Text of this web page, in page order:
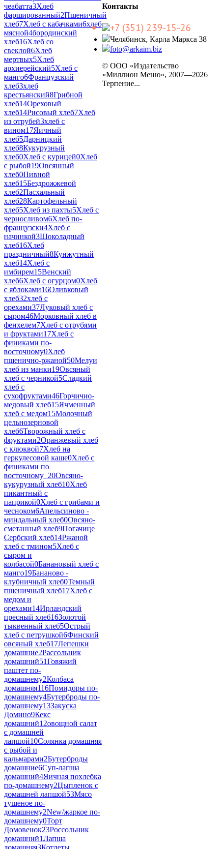
чеабатта3Хлеб
фаршированный2Пшеничный
хлеб7Хлеб с кабачками6хлеб
мясной4бородинский
хлеб16Хлеб со
свеклой6Хлеб
мертвых5Хлеб
архиерейский5Хлеб с
манго6Французский
хлеб3хлеб
крестьянский8Грибной
хлеб14Ореховый
хлеб14Рисовый хлеб7Хлеб
из отрубей3хлеб с
вином17Яичный
хлеб5Дарницкий
хлеб8Кукурузный
хлеб0Хлеб с курицей0Хлеб
с рыбой19Овсянный
хлеб0Пивной
хлеб15Бездрожжевой
хлеб2Пасхальный
хлеб28Картофельный
хлеб5Хлеб из пахты5Хлеб с
черносливом6Хлеб по-
французски4Хлеб с
начинкой3Шоколадный
хлеб16Хлеб
праздничный8Кунжутный
хлеб14Хлеб с
имбирем15Венский
хлеб6Хлеб с огурцом0Хлеб
с яблоками16Оливковый
хлеб32хлеб с
орехами37Луковый хлеб с
сыром46Морковный хлеб в
фенхелем7Хлеб с отрубями
и фруктами17Хлеб с
финиками по-
восточному0Хлеб
пшенично-ржаной50Мелуи
хлеб из манки19Овсяный
хлеб с черникой5Сладкий
хлеб с
сухофруктами46Горчично-
медовый хлеб15Ячменный
хлеб с медом15Молочный
цельнозерновой
хлеб6Творожный хлеб с
фруктами2Оранжевый хлеб
с клюквой7Хлеб на
геркулесовой каше0Хлеб с
финиками по
восточному_20Овсяно-
кукурузный хлеб10Хлеб
пикантный с
паприкой0Хлеб с грибами и
чесноком6Апельсиново -
миндальный хлеб0Овсяно-
сметанный хлеб9Погачице
Сербский хлеб14Ржаной
хлеб с тмином5Хлеб с
сыром и
колбасой0Банановый хлеб с
манго19Бананово -
клубничный хлеб0Темный
пшеничный хлеб17Хлеб с
медом и
орехами14Ирландский
пресный хлеб16Золотой
тыквенный хлеб5Острый
хлеб с петрушкой6Финский
овсяный хлеб17Лепешки
домашние2Рассольник
домашний51Говяжий
паштет по-
домашнему2Колбаса
домашняя116Помидоры по-
домашнему4Бутерброды по-
домашнему13Закуска
Домино9Кекс
домашний12овощной салат
с домашней
лапшой10Солянка домашняя
с рыбой и
кальмарами2Бутерброды
домашние6Суп-лапша
домашний4Яичная похлебка
по-домашнему2Цыпленок с
домашней лапшой53Мясо
тушеное по-
домашнему2New/жаркое по-
домашнему0Торт
Домовенок23Россольник
домашний1Лапша
Контакты
+7 (351) 239-15-26
Челябинск, Карла Маркса 38
foto@arkaim.biz
© ООО «Издательство
«Миллион Меню», 2007—2026
Терпение...